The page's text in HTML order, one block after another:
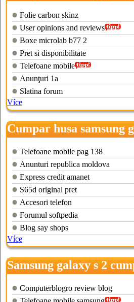
duos
Folie carbon skinz
User opinions and reviews
Boxe microlab b77 2
Pret si disponibilitate
Telefoane mobile
Anunţuri 1a
Slatina forum
Více
Cumpar husa samsung
mini 2
Telefoane mobile pag 138
Anunturi republica moldova
Express credit amanet
S65d original pret
Accesori telefon
Forumul softpedia
Blog say shops
Více
Samsung galaxy s 2
online
Computerblogro review blog